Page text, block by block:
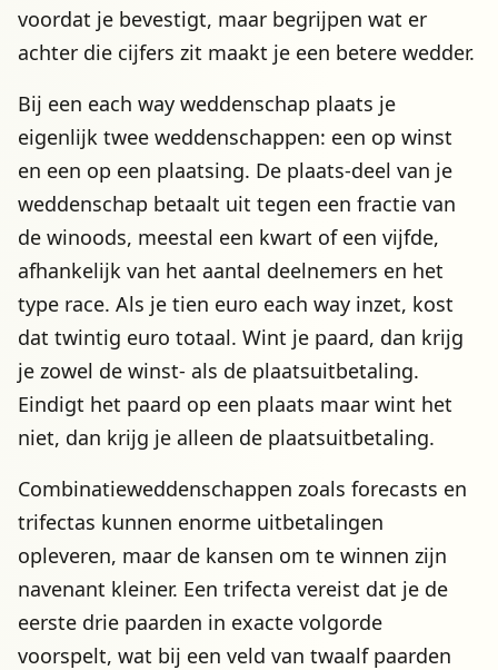
voordat je bevestigt, maar begrijpen wat er
achter die cijfers zit maakt je een betere wedder.
Bij een each way weddenschap plaats je
eigenlijk twee weddenschappen: een op winst
en een op een plaatsing. De plaats-deel van je
weddenschap betaalt uit tegen een fractie van
de winoods, meestal een kwart of een vijfde,
afhankelijk van het aantal deelnemers en het
type race. Als je tien euro each way inzet, kost
dat twintig euro totaal. Wint je paard, dan krijg
je zowel de winst- als de plaatsuitbetaling.
Eindigt het paard op een plaats maar wint het
niet, dan krijg je alleen de plaatsuitbetaling.
Combinatieweddenschappen zoals forecasts en
trifectas kunnen enorme uitbetalingen
opleveren, maar de kansen om te winnen zijn
navenant kleiner. Een trifecta vereist dat je de
eerste drie paarden in exacte volgorde
voorspelt, wat bij een veld van twaalf paarden